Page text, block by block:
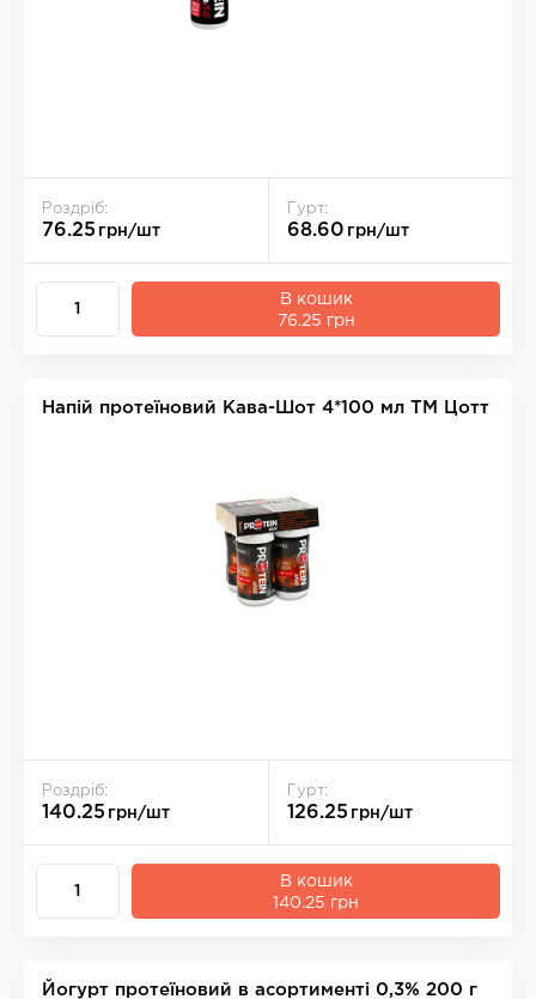
Роздріб:
76.25 грн/шт
Гурт:
68.60 грн/шт
В кошик
76.25 грн
Напій протеїновий Кава-Шот 4*100 мл ТМ Цотт
Роздріб:
140.25 грн/шт
Гурт:
126.25 грн/шт
В кошик
140.25 грн
Йогурт протеїновий в асортименті 0,3% 200 г